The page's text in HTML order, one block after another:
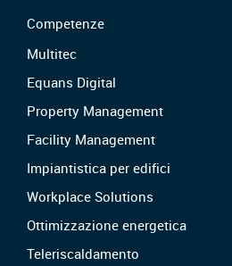
Competenze
Multitec
Equans Digital
Property Management
Facility Management
Impiantistica per edifici
Workplace Solutions
Ottimizzazione energetica
Teleriscaldamento